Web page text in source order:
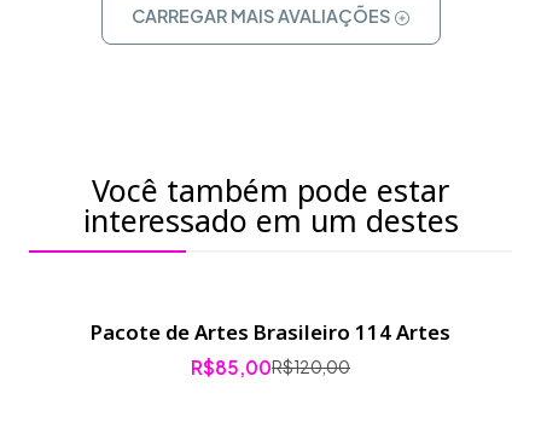
CARREGAR MAIS AVALIAÇÕES
Você também pode estar
interessado em um destes
-29% de desconto
Pacote de Artes Brasileiro 114 Artes
R$85,00R$120,00